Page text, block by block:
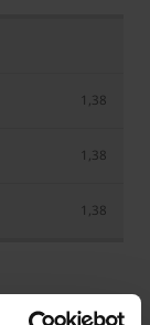
1,38
1,38
1,38